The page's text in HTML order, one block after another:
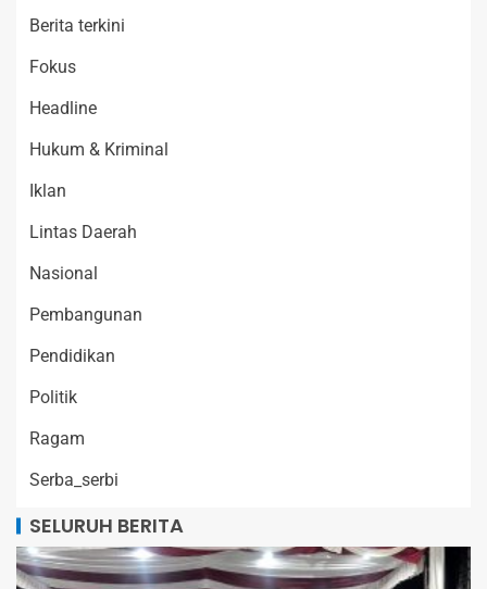
Berita terkini
Fokus
Headline
Hukum & Kriminal
Iklan
Lintas Daerah
Nasional
Pembangunan
Pendidikan
Politik
Ragam
Serba_serbi
SELURUH BERITA